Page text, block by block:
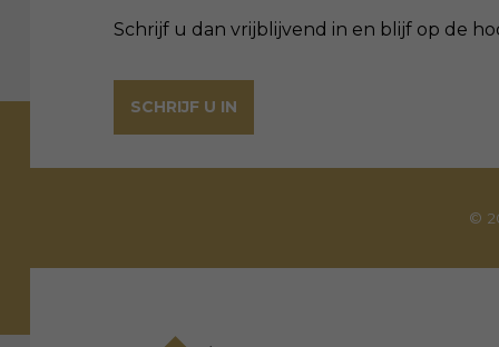
Schrijf u dan vrijblijvend in en blijf op de
SCHRIJF U IN
©